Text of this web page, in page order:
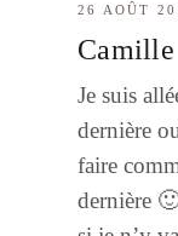
26 AOÛT
Camille
Je suis
dernière
faire
dernière